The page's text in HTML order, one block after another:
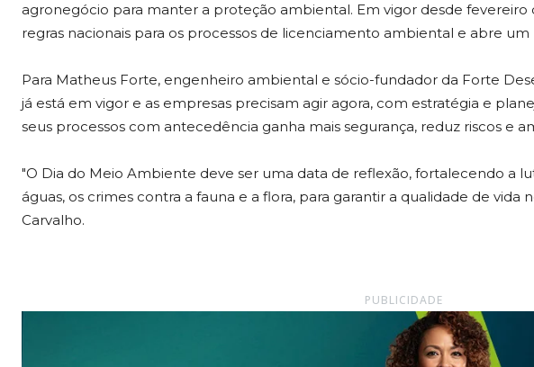
agronegócio para manter a proteção ambiental. Em vigor desde fevereiro
regras nacionais para os processos de licenciamento ambiental e abre
Para Matheus Forte, engenheiro ambiental e sócio-fundador da Forte
já está em vigor e as empresas precisam agir agora, com estratégia e
seus processos com antecedência ganha mais segurança, reduz riscos e
"O Dia do Meio Ambiente deve ser uma data de reflexão, fortalecendo a
águas, os crimes contra a fauna e a flora, para garantir a qualidade de vida
Carvalho.
PUBLICIDADE